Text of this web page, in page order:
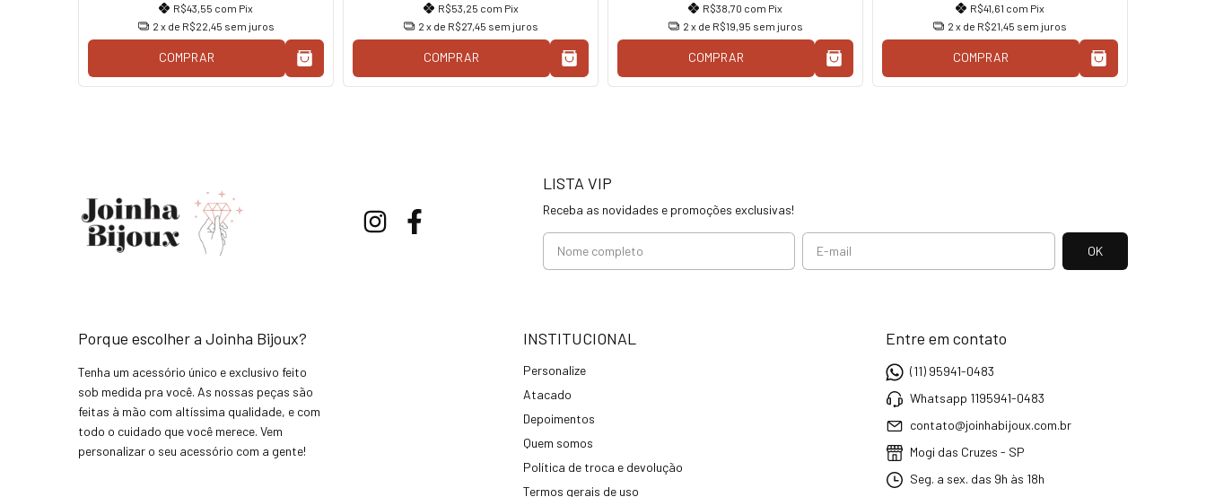
R$43,55 com Pix
2 x de R$22,45 sem juros
COMPRAR
R$53,25 com Pix
2 x de R$27,45 sem juros
COMPRAR
R$38,70 com Pix
2 x de R$19,95 sem juros
COMPRAR
R$41,61 com Pix
2 x de R$21,45 sem juros
COMPRAR
LISTA VIP
Receba as novidades e promoções exclusivas!
Porque escolher a Joinha Bijoux?
Tenha um acessório único e exclusivo feito
sob medida pra você. As nossas peças são
feitas à mão com altíssima qualidade, e com
todo o cuidado que você merece. Vem
personalizar o seu acessório com a gente!
INSTITUCIONAL
Personalize
Atacado
Depoimentos
Quem somos
Política de troca e devolução
Termos gerais de uso
Entre em contato
(11) 95941-0483
Whatsapp 1195941-0483
contato@joinhabijoux.com.br
Mogi das Cruzes - SP
Seg. a sex. das 9h às 18h